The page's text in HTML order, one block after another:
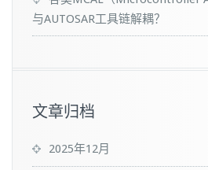
与AUTOSAR工具链解耦？
文章归档
2025年12月